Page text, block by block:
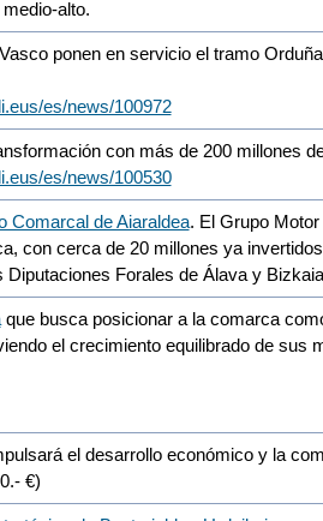
alto.
ponen en servicio el tramo
es/news/100972
con más de 200 millones
es/news/100530
Comarcal de Aiaraldea. El Grupo
con cerca de 20 millones ya
Forales de Álava y
que busca posicionar a la comarca
el crecimiento equilibrado de sus
el desarrollo económico y la
€)